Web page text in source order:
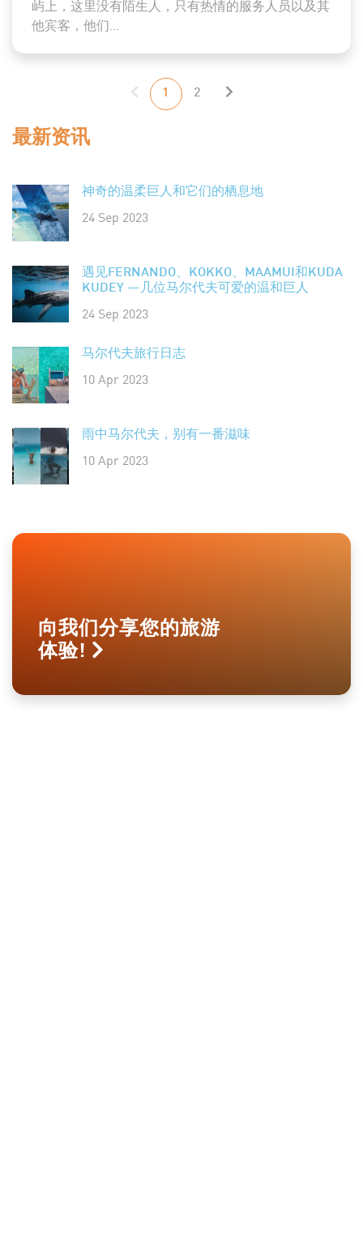
屿上，这里没有陌生人，只有热情的服务人员以及其
他宾客，他们...
1 2
最新资讯
神奇的温柔巨人和它们的栖息地
24 Sep 2023
遇见FERNANDO、KOKKO、MAAMUI和KUDA
KUDEY —几位马尔代夫可爱的温和巨人
24 Sep 2023
马尔代夫旅行日志
10 Apr 2023
雨中马尔代夫，别有一番滋味
10 Apr 2023
向我们分享您的旅游
体验!